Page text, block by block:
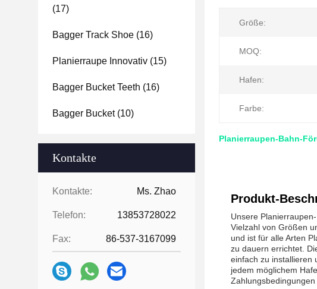
(17)
Bagger Track Shoe (16)
Planierraupe Innovativ (15)
Bagger Bucket Teeth (16)
Bagger Bucket(10)
Kontakte
Kontakte: Ms. Zhao
Telefon: 13853728022
Fax: 86-537-3167099
Größe:
MOQ:
Hafen:
Farbe:
Planierraupen-Bahn-
Produkt-
Unsere
Vielzahl von Größen
und ist für alle Arten
zu dauern errichtet.
einfach zu installieren
jedem möglichem